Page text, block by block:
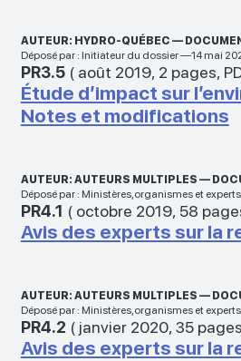
AUTEUR: HYDRO-QUÉBEC —
Déposé par : Initiateur du dossier —14 mai
PR3.5( août 2019, 2 pages,
Étude d’impact sur
Notes et modifications
AUTEUR: AUTEURS MULTIPLES —
Déposé par : Ministères,organismes et
PR4.1 ( octobre 2019, 58
Avis des experts sur la
AUTEUR: AUTEURS MULTIPLES —
Déposé par : Ministères,organismes et
PR4.2 ( janvier 2020, 35 pages
Avis des experts sur la